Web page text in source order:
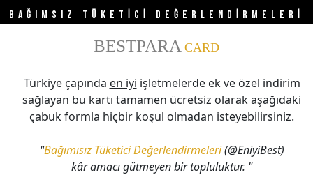
BAĞIMSIZ TÜKETİCİ DEĞERLENDİRMELERİ
BESTPARA CARD
Türkiye çapında en iyi işletmelerde ek ve özel indirim
sağlayan bu kartı tamamen ücretsiz olarak aşağıdaki
çabuk formla hiçbir koşul olmadan isteyebilirsiniz.
"Bağımısız Tüketici Değerlendirmeleri(@EniyiBest)
kâr amacı gütmeyen bir topluluktur. "